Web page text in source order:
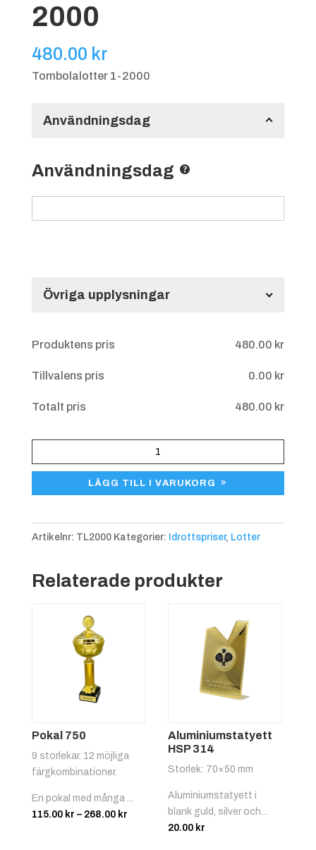
2000
480.00 kr
Tombolalotter 1-2000
Användningsdag
Användningsdag
Övriga upplysningar
Produktens pris 480.00 kr
Tillvalens pris 0.00 kr
Totalt pris 480.00 kr
1-
LÄGG TILL I VARUKORG
Artikelnr: TL2000 Kategorier: Idrottspriser, Lotter
Relaterade produkter
Pokal 750
9 storlekar. 12 möjliga
färgkombinationer.
En pokal med många ...
115.00 kr – 268.00 krPrisintervall:
115.00 kr
Aluminiumstatyett
HSP 314
Storlek: 70×50 mm
Aluminiumstatyett i
blank guld, silver och...
20.00 kr